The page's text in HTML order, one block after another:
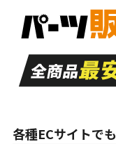
S
品）
A
走行距離も
目立つ傷も
ない中
な中古
各種ECサイトで